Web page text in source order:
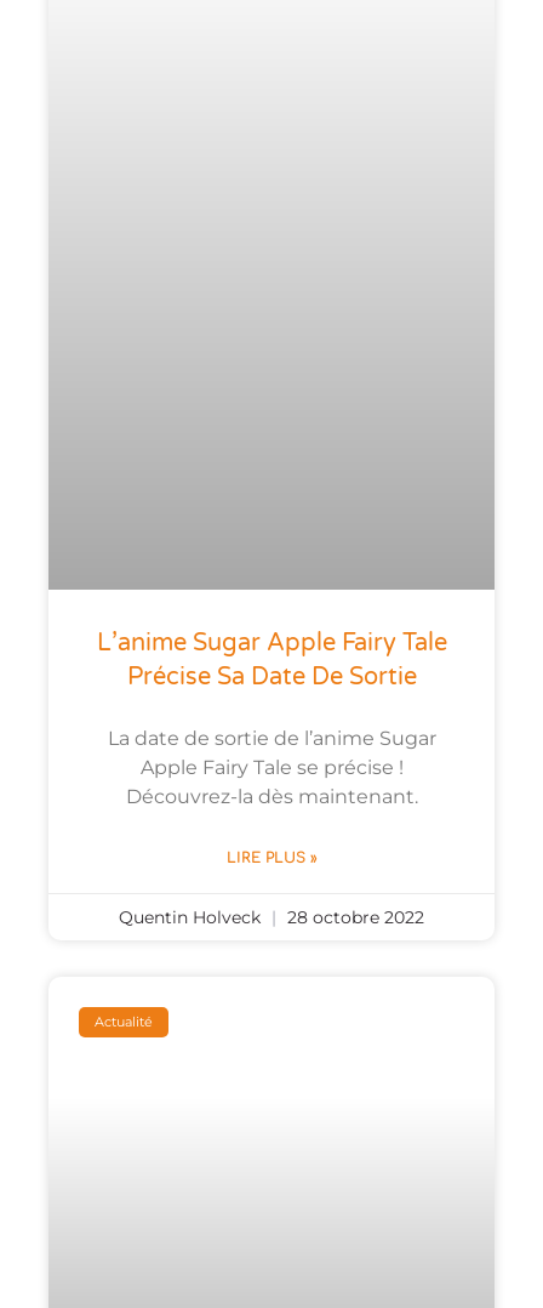
L’anime Sugar Apple Fairy Tale
Précise Sa Date De Sortie
La date de sortie de l’anime Sugar
Apple Fairy Tale se précise !
Découvrez-la dès maintenant.
LIRE PLUS »
Quentin Holveck 28 octobre 2022
Actualité